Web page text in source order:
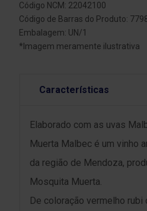
Código NCM: 22042100
Código de Barras do Produto:
Embalagem: UN/1
*Imagem meramente ilustrativa
Características
Elaborado com as uvas
Muerta Malbec é um vinho
da região de Mendoza,
Mosquita Muerta.
De coloração vermelho